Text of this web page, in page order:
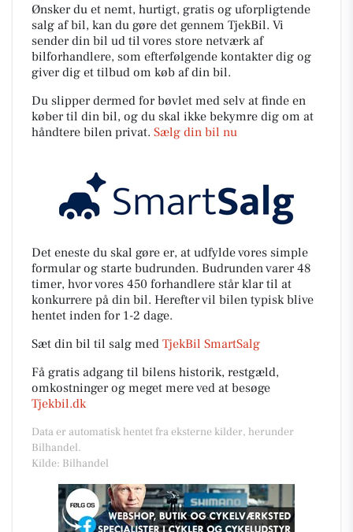
Ønsker du et nemt, hurtigt, gratis og uforpligtende
salg af bil, kan du gøre det gennem TjekBil. Vi
sender din bil ud til vores store netværk af
bilforhandlere, som efterfølgende kontakter dig og
giver dig et tilbud om køb af din bil.
Du slipper dermed for bøvlet med selv at finde en
køber til din bil, og du skal ikke bekymre dig om at
håndtere bilen privat. Sælg din bil nu
Det eneste du skal gøre er, at udfylde vores simple
formular og starte budrunden. Budrunden varer 48
timer, hvor vores 450 forhandlere står klar til at
konkurrere på din bil. Herefter vil bilen typisk blive
hentet inden for 1-2 dage.
Sæt din bil til salg med TjekBil SmartSalg
Få gratis adgang til bilens historik, restgæld,
omkostninger og meget mere ved at besøge
Tjekbil.dk
Data er automatisk hentet fra eksterne kilder, herunder
Bilhandel.
Kilde: Bilhandel